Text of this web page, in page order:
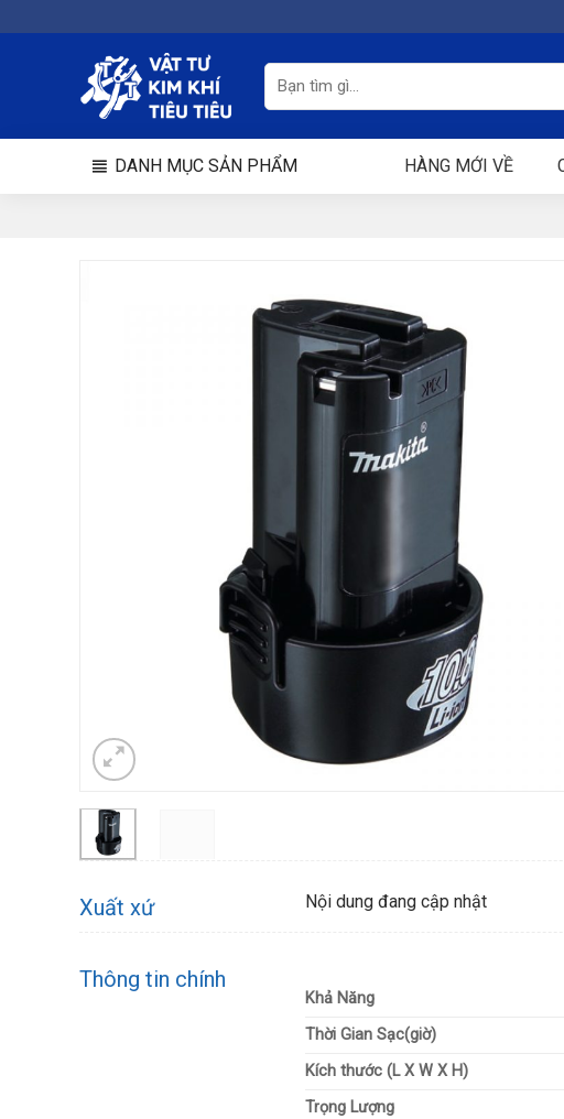
đến
Tìm
kiếm:
DANH MỤC SẢN PHẨM HÀNG MỚI VỀ
Xuất xứ Nội dung đang cập nhật
Thông tin chính
Khả Năng
Thời Gian Sạc(giờ)
Kích thước (L X W X H)
Trọng Lượng